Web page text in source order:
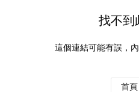
找不到
這個連結可能有誤，
首頁